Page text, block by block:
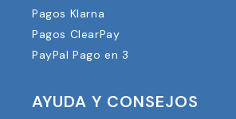
Pagos Klarna
Pagos ClearPay
PayPal Pago en 3
AYUDA Y CONSEJOS